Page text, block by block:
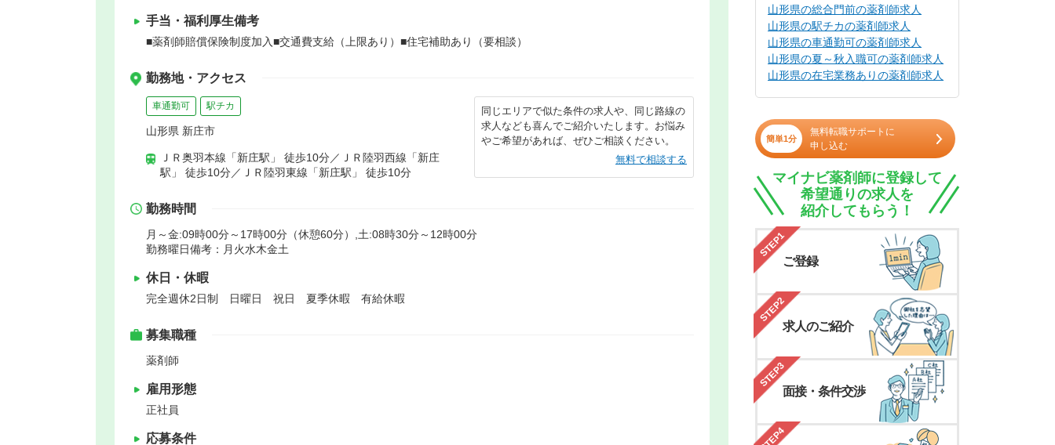
手当・福利厚生備考
■薬剤師賠償保険制度加入■交通費支給（上限あり）■住宅補助あり（要相談）
勤務地・アクセス
車通勤可 駅チカ
山形県 新庄市
ＪＲ奥羽本線「新庄駅」 徒歩10分／ＪＲ陸羽西線「新庄
駅」 徒歩10分／ＪＲ陸羽東線「新庄駅」 徒歩10分
同じエリアで似た条件の求人や、同じ路線の
求人なども喜んでご紹介いたします。お悩み
やご希望があれば、ぜひご相談ください。
無料で相談する
勤務時間
月～金:09時00分～17時00分（休憩60分）,土:08時30分～12時00分
勤務曜日備考：月火水木金土
休日・休暇
完全週休2日制 日曜日 祝日 夏季休暇 有給休暇
募集職種
薬剤師
雇用形態
正社員
応募条件
山形県の総合門前の薬剤師求人
山形県の駅チカの薬剤師求人
山形県の車通勤可の薬剤師求人
山形県の夏～秋入職可の薬剤師求人
山形県の在宅業務ありの薬剤師求人
簡単1分
無料転職サポートに
申し込む
マイナビ薬剤師に登録して
希望通りの求人を
紹介してもらう！
STEP1
ご登録
STEP2
求人のご紹介
STEP3
面接・条件交渉